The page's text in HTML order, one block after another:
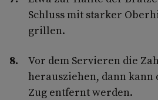
Schluss mit starker
grillen.
Vor dem Servieren die
herausziehen, dann kann
Zug entfernt werden.